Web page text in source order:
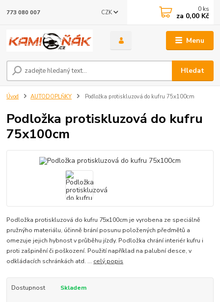
Menu
CZK
Hledat
773 080 007 0 ks
za 0,00 Kč
Úvod AUTODOPLŇKY Podložka protiskluzová do kufru 75x100cm
Podložka protiskluzová do kufru
75x100cm
Podložka protiskluzová do kufru 75x100cm je vyrobena ze speciálně
pružnýho materiálu, účinně brání posunu položených předmětů a
omezuje jejich hybnost v průběhu jízdy. Podložka chrání interiér kufru i
proti zašpinění či poškození. Použití například na palubní desce, v
odkládacích schránkách atd. ... celý popis
Dostupnost Skladem